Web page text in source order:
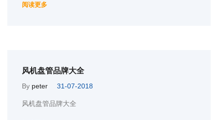
阅读更多
风机盘管品牌大全
By peter 31-07-2018
风机盘管品牌大全